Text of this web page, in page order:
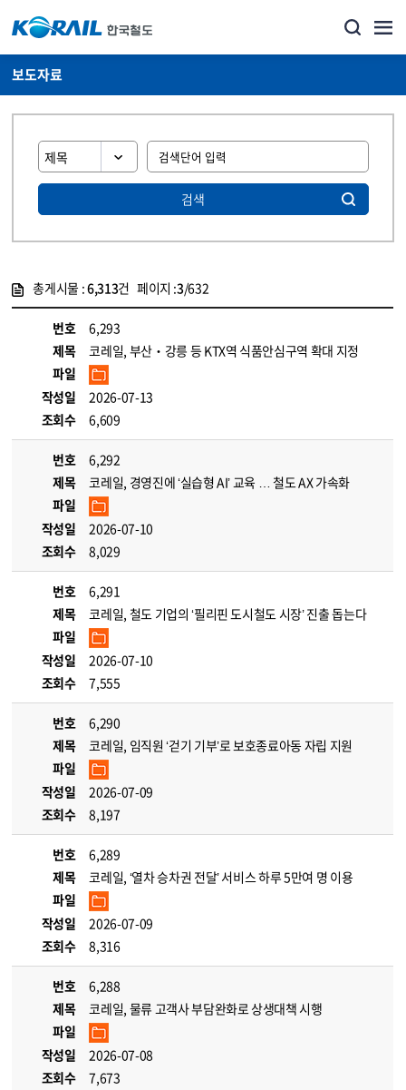
보도자료
검색
총게시물 :6,313건 페이지 :3/632
번호
6,293
제목
코레일, 부산‧강릉 등 KTX역 식품안심구역 확대 지정
파일
작성일
2026-07-13
조회수
6,609
번호
6,292
제목
코레일, 경영진에 ‘실습형 AI’ 교육 … 철도 AX 가속화
파일
작성일
2026-07-10
조회수
8,029
번호
6,291
제목
코레일, 철도 기업의 ‘필리핀 도시철도 시장’ 진출 돕는다
파일
작성일
2026-07-10
조회수
7,555
번호
6,290
제목
코레일, 임직원 ‘걷기 기부’로 보호종료아동 자립 지원
파일
작성일
2026-07-09
조회수
8,197
번호
6,289
제목
코레일, ‘열차 승차권 전달’ 서비스 하루 5만여 명 이용
파일
작성일
2026-07-09
조회수
8,316
번호
6,288
제목
코레일, 물류 고객사 부담완화로 상생대책 시행
파일
작성일
2026-07-08
조회수
7,673